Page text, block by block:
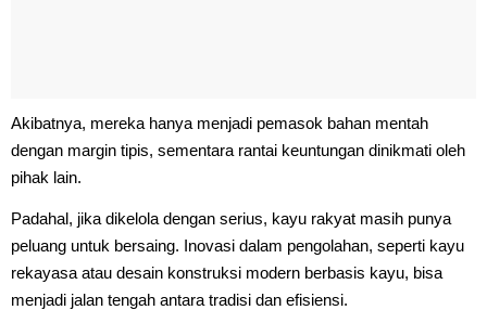
Akibatnya, mereka hanya menjadi pemasok bahan mentah
dengan margin tipis, sementara rantai keuntungan dinikmati oleh
pihak lain.
Padahal, jika dikelola dengan serius, kayu rakyat masih punya
peluang untuk bersaing. Inovasi dalam pengolahan, seperti kayu
rekayasa atau desain konstruksi modern berbasis kayu, bisa
menjadi jalan tengah antara tradisi dan efisiensi.